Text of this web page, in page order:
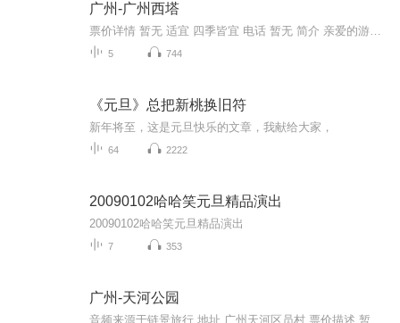
广州-广州西塔
5 744
《元旦》总把新桃换旧符
新年将至，这是元旦快乐的文章，我献给大家，
64 2222
20090102哈哈笑元旦精品演出
20090102哈哈笑元旦精品演出
7 353
广州-天河公园